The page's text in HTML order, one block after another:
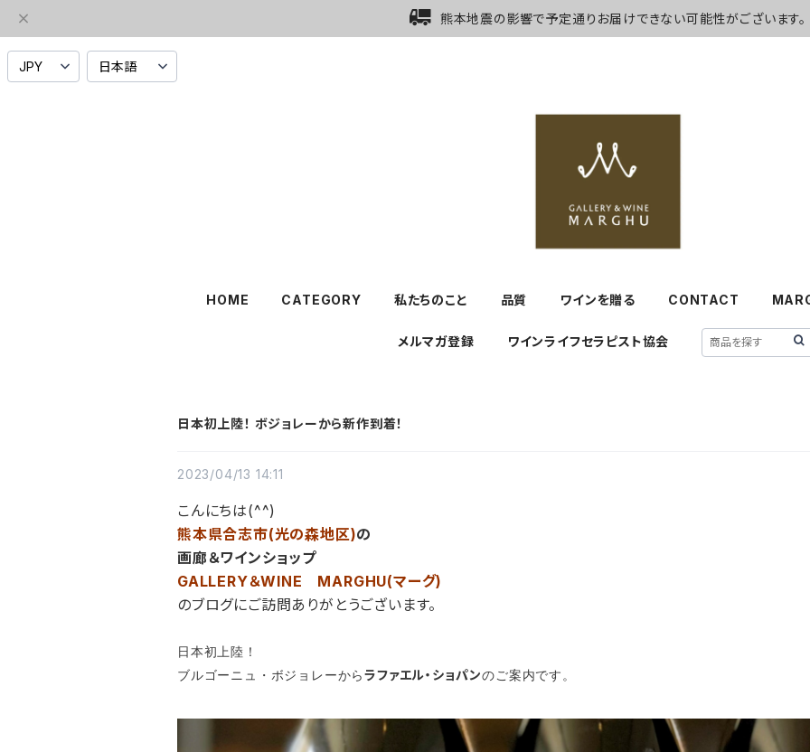
熊本地震の影響で予定通りお届けできない可能性がございます。
HOME CATEGORY 私たちのこと 品質 ワインを贈る CONTACT
メルマガ登録 ワインライフセラピスト協会
日本初上陸！ ボジョレーから新作到着！
2023/04/13 14:11
こんにちは(^^)
熊本県合志市(光の森地区)の
画廊＆ワインショップ
GALLERY＆WINE MARGHU(マーグ)
のブログにご訪問ありがとうございます。
日本初上陸！
ブルゴーニュ・ボジョレーからラファエル・ショパンのご案内です。